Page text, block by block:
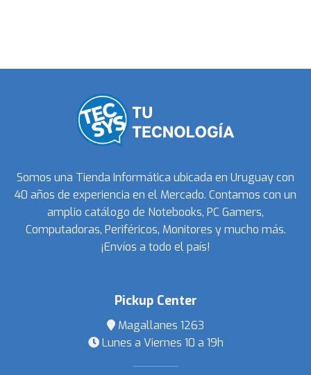
Somos una Tienda Informática ubicada en Uruguay con
40 años de experiencia en el Mercado. Contamos con un
amplio catálogo de Notebooks, PC Gamers,
Computadoras, Periféricos, Monitores y mucho más.
¡Envíos a todo el país!
Pickup Center
Magallanes 1263
Lunes a Viernes 10 a 19h